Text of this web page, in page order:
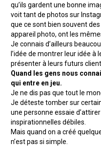
qu’ils gardent une bonne
voit tant de photos sur
que ce sont bien souvent
appareil photo, ont les
Je connais d’ailleurs
l’idée de montrer leur idée à
présenter à leurs futurs
Quand les gens nous
qui entre en jeu.
Je ne dis pas que tout le
Je déteste tomber sur
une personne essaie
inspirationnelles débiles.
Mais quand on a créé
n’est pas si simple.